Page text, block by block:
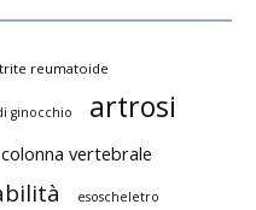
reumatoide
ginocchio artrosi
colonna vertebrale
esoscheletro